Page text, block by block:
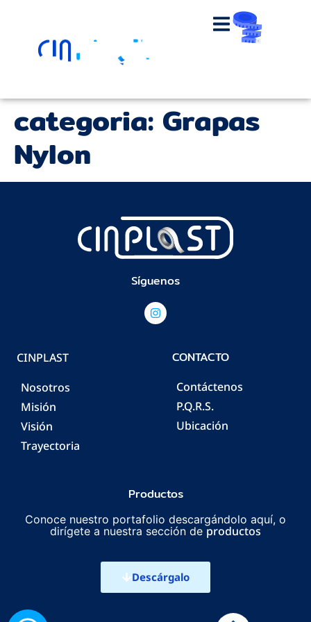
categoria: Grapas
Nylon
Síguenos
CINPLAST
Nosotros
Misión
Visión
Trayectoria
CONTACTO
Contáctenos
P.Q.R.S.
Ubicación
Productos
Conoce nuestro portafolio descargándolo aquí, o
dirígete a nuestra sección de productos
Descárgalo